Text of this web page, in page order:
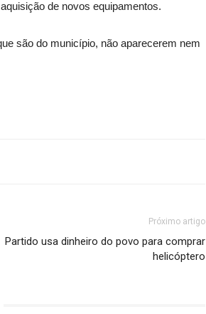
de novos equipamentos.
são do município, não aparecerem nem
Próximo artigo
Partido usa dinheiro do povo para comprar
helicóptero